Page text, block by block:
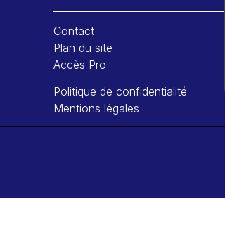
Contact
Plan du site
Accès Pro
Politique de confidentialité
Mentions légales